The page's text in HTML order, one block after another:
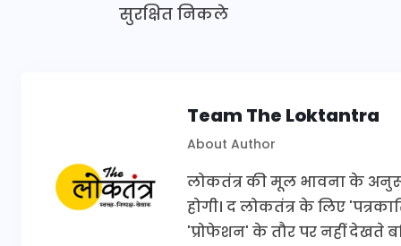
सुरक्षित निकले
Team The Loktantra
About Author
लोकतंत्र की मूल भावना के अनुरूप
होगी। द लोकतंत्र के लिए
'प्रोफेशन' के तौर पर नहीं देखते